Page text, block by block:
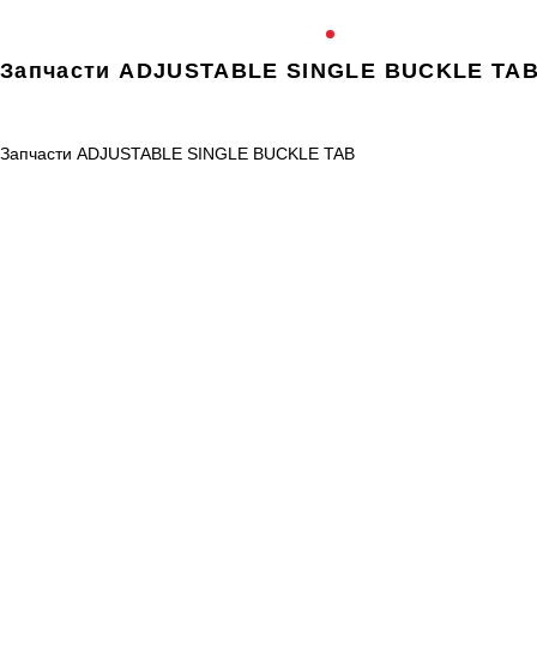
Запчасти ADJUSTABLE SINGLE BUCKLE
Запчасти ADJUSTABLE SINGLE BUCKLE TAB